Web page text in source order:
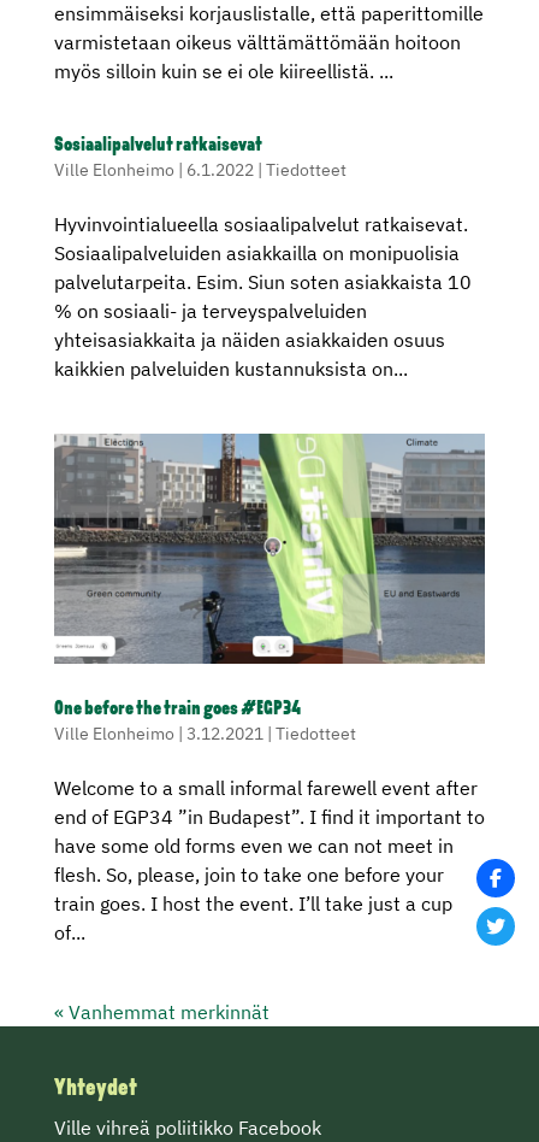
ensimmäiseksi korjauslistalle, että paperittomille
varmistetaan oikeus välttämättömään hoitoon
myös silloin kuin se ei ole kiireellistä. ...
Sosiaalipalvelut ratkaisevat
Ville Elonheimo | 6.1.2022| Tiedotteet
Hyvinvointialueella sosiaalipalvelut ratkaisevat.
Sosiaalipalveluiden asiakkailla on monipuolisia
palvelutarpeita. Esim. Siun soten asiakkaista 10
% on sosiaali- ja terveyspalveluiden
yhteisasiakkaita ja näiden asiakkaiden osuus
kaikkien palveluiden kustannuksista on...
One before the train goes #EGP34
Ville Elonheimo | 3.12.2021| Tiedotteet
Welcome to a small informal farewell event after
end of EGP34 ”in Budapest”. I find it important to
have some old forms even we can not meet in
flesh. So, please, join to take one before your
train goes. I host the event. I’ll take just a cup
of...
« Vanhemmat merkinnät
Yhteydet
Ville vihreä poliitikko Facebook